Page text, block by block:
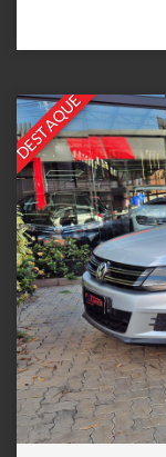
DESTAQUE